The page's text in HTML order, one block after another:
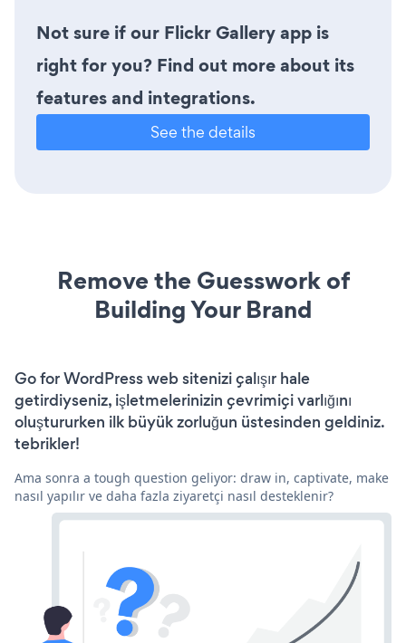
Not sure if our Flickr Gallery app is
right for you? Find out more about its
features and integrations.
See the details
Remove the Guesswork of
Building Your Brand
Go for WordPress web sitenizi çalışır hale
getirdiyseniz, işletmelerinizin çevrimiçi varlığını
oluştururken ilk büyük zorluğun üstesinden geldiniz.
tebrikler!
Ama sonra a tough question geliyor: draw in, captivate, make
nasıl yapılır ve daha fazla ziyaretçi nasıl desteklenir?